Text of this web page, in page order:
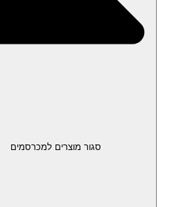
סגור מוצרים למכרסמים